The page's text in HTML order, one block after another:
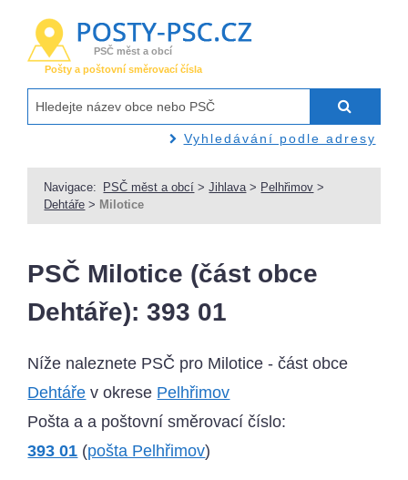
PSČ měst a obcí
Pošty a poštovní směrovací čísla
Vyhledávání podle adresy
Navigace: PSČ měst a obcí >Jihlava > Pelhřimov >
Dehtáře > Milotice
PSČ Milotice (část obce
Dehtáře): 393 01
Níže naleznete PSČ pro Milotice - část obce
Dehtáře v okrese Pelhřimov
Pošta a a poštovní směrovací číslo:
393 01 (pošta Pelhřimov)